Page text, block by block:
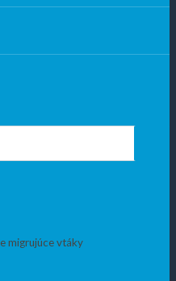
migrujúce vtáky